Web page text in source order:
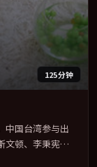
125分钟
中国台湾参与出
文顿、李秉宪、